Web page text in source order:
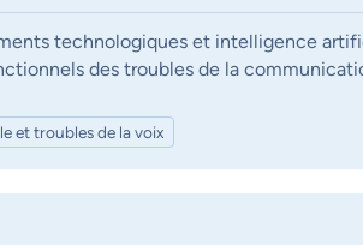
technologiques et intelligence
des troubles de la
et troubles de la voix